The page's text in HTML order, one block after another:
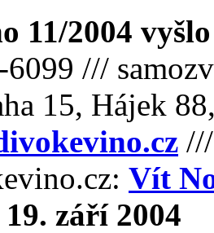
11/2004
///
15, Hájek
Vít
září 2004